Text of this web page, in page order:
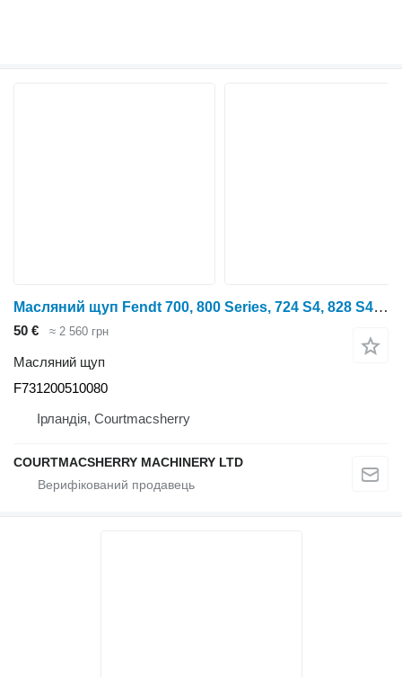
Масляний щуп Fendt 700, 800 Series, 724 S4, 828 S4, Engine Oil Dipstick F7312005100 F731200510080 до трактора колісного Fendt 700, 800 Series, 724 S4, 828 S4
50 € ≈ 2 560 грн
Масляний щуп
F731200510080
Ірландія, Courtmacsherry
COURTMACSHERRY MACHINERY LTD